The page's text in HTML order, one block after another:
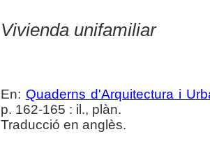
Vivienda unifamiliar
En: Quaderns d'Arquitectura i
p. 162-165 : il., plàn.
Traducció en anglès.